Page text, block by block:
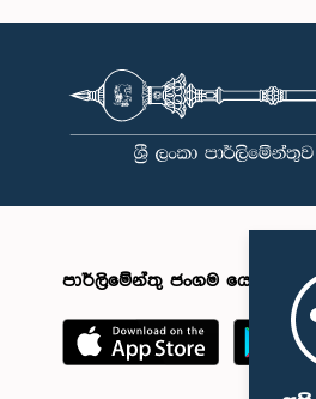
පාර්ලිමේන්තු ජංගම යෙදුම